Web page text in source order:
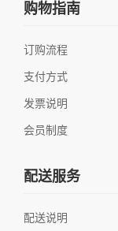
购物指南
订购流程
支付方式
发票说明
会员制度
配送服务
配送说明